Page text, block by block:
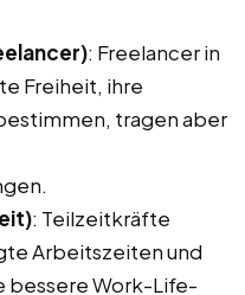
: Freelancer in
Freiheit, ihre
tragen aber
: Teilzeitkräfte
Arbeitszeiten und
bessere Work-Life-